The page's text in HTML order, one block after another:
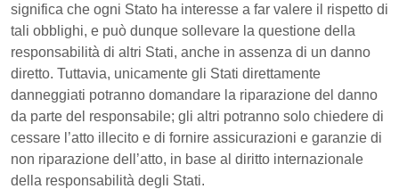
significa che ogni Stato ha interesse a far valere il rispetto di
tali obblighi, e può dunque sollevare la questione della
responsabilità di altri Stati, anche in assenza di un danno
diretto. Tuttavia, unicamente gli Stati direttamente
danneggiati potranno domandare la riparazione del danno
da parte del responsabile; gli altri potranno solo chiedere di
cessare l’atto illecito e di fornire assicurazioni e garanzie di
non riparazione dell’atto, in base al diritto internazionale
della responsabilità degli Stati.